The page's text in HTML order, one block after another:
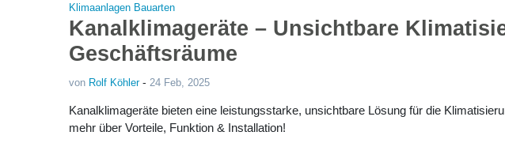
Klimaanlagen Bauarten
Kanalklimageräte – Unsichtbare
Geschäftsräume
von Rolf Köhler - 24 Feb, 2025
Kanalklimageräte bieten eine leistungsstarke, unsichtbare Lösung für die
mehr über Vorteile, Funktion & Installation!